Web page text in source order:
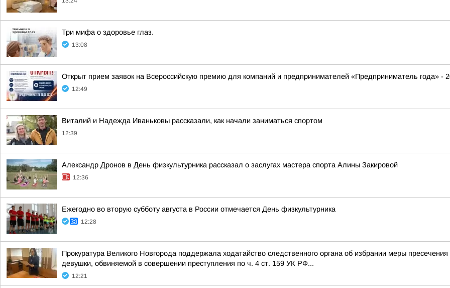
Три мифа о здоровье глаз.
13:08
Открыт прием заявок на Всероссийскую премию для компаний и предпринимателей «Предприниматель года» -
12:49
Виталий и Надежда Иваньковы рассказали, как начали заниматься спортом
12:39
Александр Дронов в День физкультурника рассказал о заслугах мастера спорта Алины Закировой
12:36
Ежегодно во вторую субботу августа в России отмечается День физкультурника
12:28
Прокуратура Великого Новгорода поддержала ходатайство следственного органа об избрании меры
девушки, обвиняемой в совершении преступления по ч. 4 ст. 159 УК РФ...
12:21